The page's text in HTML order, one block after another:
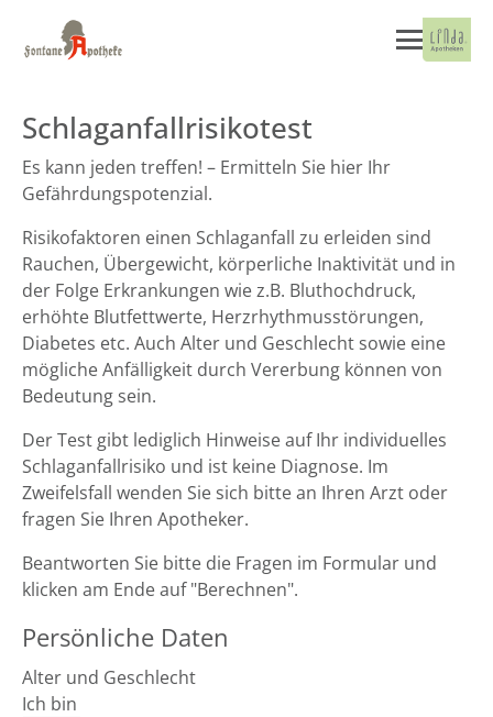
Schlaganfallrisikotest
Es kann jeden treffen! – Ermitteln Sie hier Ihr
Gefährdungspotenzial.
Risikofaktoren einen Schlaganfall zu erleiden sind
Rauchen, Übergewicht, körperliche Inaktivität und in
der Folge Erkrankungen wie z.B. Bluthochdruck,
erhöhte Blutfettwerte, Herzrhythmusstörungen,
Diabetes etc. Auch Alter und Geschlecht sowie eine
mögliche Anfälligkeit durch Vererbung können von
Bedeutung sein.
Der Test gibt lediglich Hinweise auf Ihr individuelles
Schlaganfallrisiko und ist keine Diagnose. Im
Zweifelsfall wenden Sie sich bitte an Ihren Arzt oder
fragen Sie Ihren Apotheker.
Beantworten Sie bitte die Fragen im Formular und
klicken am Ende auf "Berechnen".
Persönliche Daten
Alter und Geschlecht
Ich bin